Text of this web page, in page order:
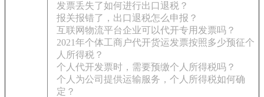
发票丢失了如何进行出口退税？
报关报错了，出口退税怎么申报？
互联网物流平台企业可以代开专用发票吗？
2021年个体工商户代开货运发票按照多少预征个
人所得税？
个人代开发票时，需要预缴个人所得税吗？
个人为公司提供运输服务，个人所得税如何确
定？